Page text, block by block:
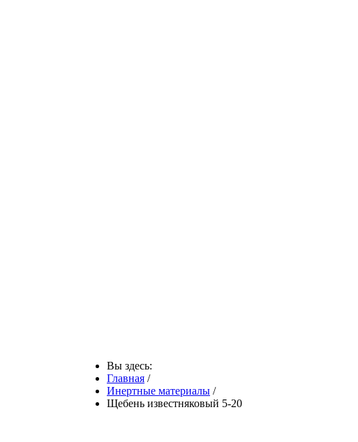
Вы здесь:
Главная /
Инертные материалы /
Щебень известняковый 5-20